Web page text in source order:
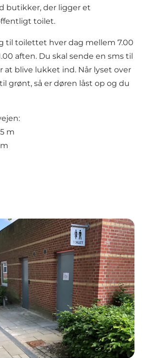
butikker, der ligger et
toilet.
til toilettet hver dag mellem 7.00
aften. Du skal sende en sms til
at blive lukket ind. Når lyset over
grønt, så er døren låst op og du
m